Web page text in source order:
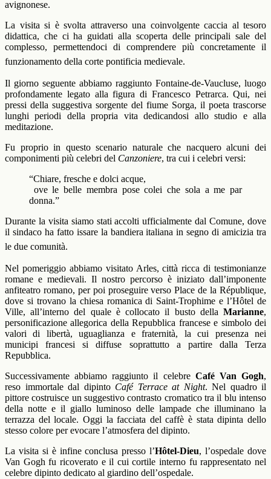
avignonese.
La visita si è svolta attraverso una coinvolgente caccia al tesoro
didattica, che ci ha guidati alla scoperta delle principali sale del
complesso, permettendoci di comprendere più concretamente il
funzionamento della corte pontificia medievale.
Il giorno seguente abbiamo raggiunto Fontaine-de-Vaucluse, luogo
profondamente legato alla figura di Francesco Petrarca. Qui, nei
pressi della suggestiva sorgente del fiume Sorga, il poeta trascorse
lunghi periodi della propria vita dedicandosi allo studio e alla
meditazione.
Fu proprio in questo scenario naturale che nacquero alcuni dei
componimenti più celebri del Canzoniere, tra cui i celebri versi:
“Chiare, fresche e dolci acque,
ove le belle membra pose colei che sola a me par
donna.”
Durante la visita siamo stati accolti ufficialmente dal Comune, dove
il sindaco ha fatto issare la bandiera italiana in segno di amicizia tra
le due comunità.
Nel pomeriggio abbiamo visitato Arles, città ricca di testimonianze
romane e medievali. Il nostro percorso è iniziato dall’imponente
anfiteatro romano, per poi proseguire verso Place de la République,
dove si trovano la chiesa romanica di Saint-Trophime e l’Hôtel de
Ville, all’interno del quale è collocato il busto della Marianne,
personificazione allegorica della Repubblica francese e simbolo dei
valori di libertà, uguaglianza e fraternità, la cui presenza nei
municipi francesi si diffuse soprattutto a partire dalla Terza
Repubblica.
Successivamente abbiamo raggiunto il celebre Café Van Gogh,
reso immortale dal dipinto Café Terrace at Night. Nel quadro il
pittore costruisce un suggestivo contrasto cromatico tra il blu intenso
della notte e il giallo luminoso delle lampade che illuminano la
terrazza del locale. Oggi la facciata del caffè è stata dipinta dello
stesso colore per evocare l’atmosfera del dipinto.
La visita si è infine conclusa presso l’Hôtel-Dieu, l’ospedale dove
Van Gogh fu ricoverato e il cui cortile interno fu rappresentato nel
celebre dipinto dedicato al giardino dell’ospedale.